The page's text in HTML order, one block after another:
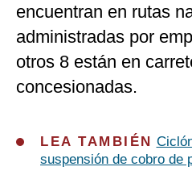
encuentran en rutas
administradas por
otros 8 están en
concesionadas.
LEA TAMBIÉN
suspensión de cobro de